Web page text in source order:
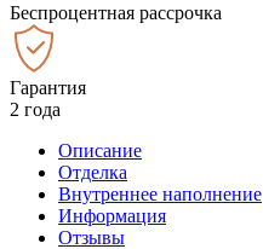
Беспроцентная рассрочка
Гарантия
2 года
Описание
Отделка
Внутреннее наполнение
Информация
Отзывы